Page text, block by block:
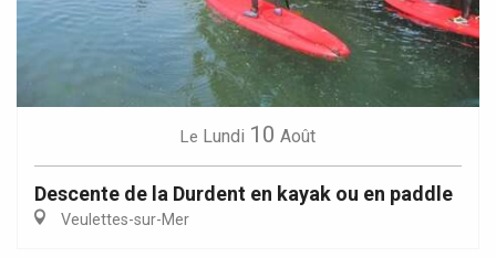
Le Lundi 10 Août
Descente de la Durdent en kayak ou en paddle
Veulettes-sur-Mer